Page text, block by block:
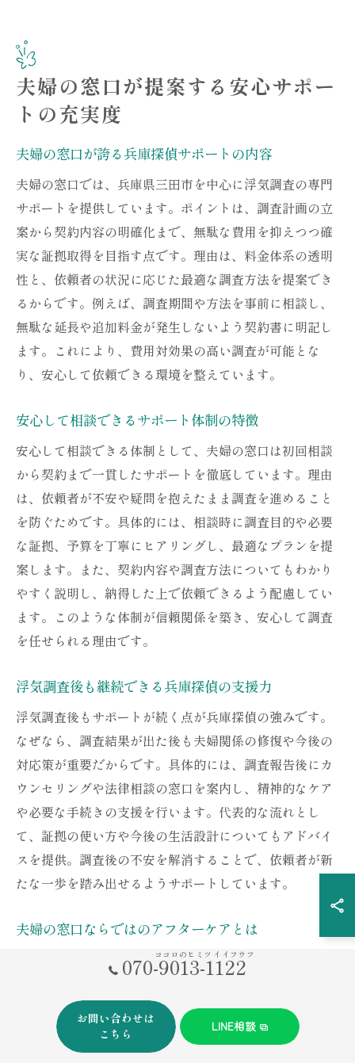
夫婦の窓口が提案する安心サポー
トの充実度
夫婦の窓口が誇る兵庫探偵サポートの内容
夫婦の窓口では、兵庫県三田市を中心に浮気調査の専門
サポートを提供しています。ポイントは、調査計画の立
案から契約内容の明確化まで、無駄な費用を抑えつつ確
実な証拠取得を目指す点です。理由は、料金体系の透明
性と、依頼者の状況に応じた最適な調査方法を提案でき
るからです。例えば、調査期間や方法を事前に相談し、
無駄な延長や追加料金が発生しないよう契約書に明記し
ます。これにより、費用対効果の高い調査が可能とな
り、安心して依頼できる環境を整えています。
安心して相談できるサポート体制の特徴
安心して相談できる体制として、夫婦の窓口は初回相談
から契約まで一貫したサポートを徹底しています。理由
は、依頼者が不安や疑問を抱えたまま調査を進めること
を防ぐためです。具体的には、相談時に調査目的や必要
な証拠、予算を丁寧にヒアリングし、最適なプランを提
案します。また、契約内容や調査方法についてもわかり
やすく説明し、納得した上で依頼できるよう配慮してい
ます。このような体制が信頼関係を築き、安心して調査
を任せられる理由です。
浮気調査後も継続できる兵庫探偵の支援力
浮気調査後もサポートが続く点が兵庫探偵の強みです。
なぜなら、調査結果が出た後も夫婦関係の修復や今後の
対応策が重要だからです。具体的には、調査報告後にカ
ウンセリングや法律相談の窓口を案内し、精神的なケア
や必要な手続きの支援を行います。代表的な流れとし
て、証拠の使い方や今後の生活設計についてもアドバイ
スを提供。調査後の不安を解消することで、依頼者が新
たな一歩を踏み出せるようサポートしています。
夫婦の窓口ならではのアフターケアとは
夫婦の窓口独自のアフターケアは、依頼者の心理的負担
ります。なぜなら、調査結果だけでなくその後の夫婦関
係にも配慮する姿勢が高く評価されているからです。例
として、調査後のカウンセリングやコミュニケーション
070-9013-1122
ココロのヒミツ イイフウフ
お問い合わせは
こちら
LINE相談